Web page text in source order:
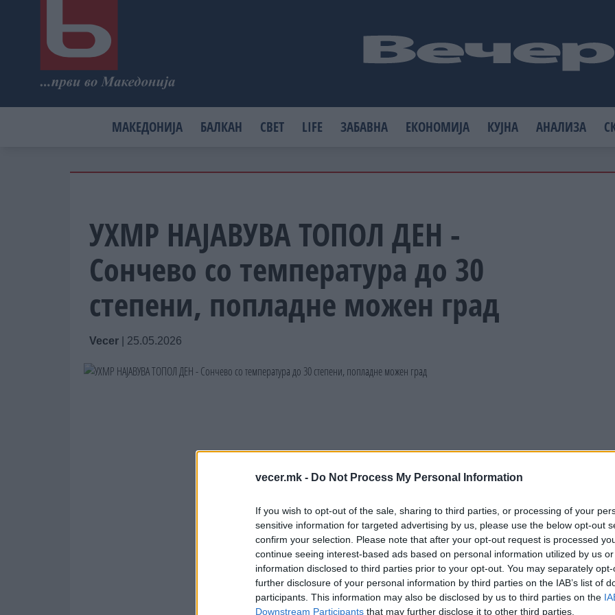
vecer.mk - Do Not Process My Personal Information
If you wish to opt-out of the sale, sharing to third parties, or processing of your
sensitive information for targeted advertising by us, please use the below opt-out
confirm your selection. Please note that after your opt-out request is processed
continue seeing interest-based ads based on personal information utilized by us
information disclosed to third parties prior to your opt-out. You may separately
further disclosure of your personal information by third parties on the IAB’s list of
participants. This information may also be disclosed by us to third parties on the
Downstream Participants that may further disclose it to other third parties.
МАКЕДОНИЈА БАЛКАН СВЕТ LIFE ЗАБАВНА ЕКОНОМИЈА КУЈНА АНАЛИЗА
УХМР НАЈАВУВА ТОПОЛ ДЕН -
Сончево со температура до 30
степени, попладне можен град
Vecer 25.05.2026